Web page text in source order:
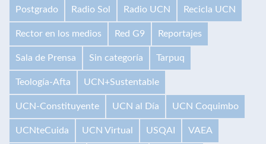
Postgrado Radio Sol Radio UCN Recicla UCN
Rector en los medios Red G9 Reportajes
Sala de Prensa Sin categoría Tarpuq
Teología-Afta UCN+Sustentable
UCN-Constituyente UCN al Día UCN Coquimbo
UCNteCuida UCN Virtual USQAI VAEA